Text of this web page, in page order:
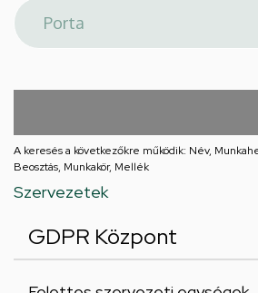
A keresés a következőkre működik: Név,
Beosztás, Munkakör, Mellék
Szervezetek
GDPR Központ